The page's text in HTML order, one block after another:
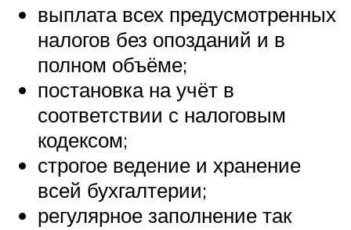
выплата всех предусмотренных
налогов без опозданий и в
полном объёме;
постановка на учёт в
соответствии с налоговым
кодексом;
строгое ведение и хранение
всей бухгалтерии;
регулярное заполнение так